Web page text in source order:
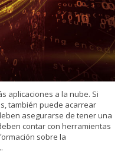
aplicaciones a la nube. Si
también puede acarrear
asegurarse de tener una
contar con herramientas
sobre la